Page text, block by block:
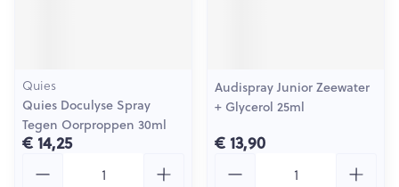
Quies
Quies Doculyse Spray
Tegen Oorproppen 30ml
€ 14,25
Audispray Junior Zeewater
+ Glycerol 25ml
€ 13,90